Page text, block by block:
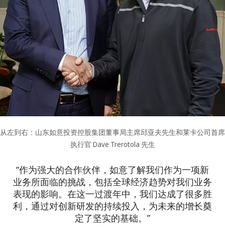
从左到右：山东如意投资控股集团董事局主席邱亚夫先生和莱卡公司首席
执行官 Dave Trerotola 先生
“作为强大的合作伙伴，如意了解我们作为一项新
业务所面临的挑战，包括全球经济趋势对我们业务
表现的影响。在这一过渡年中，我们达成了很多胜
利，通过对创新研发的持续投入，为未来的增长奠
定了坚实的基础。”